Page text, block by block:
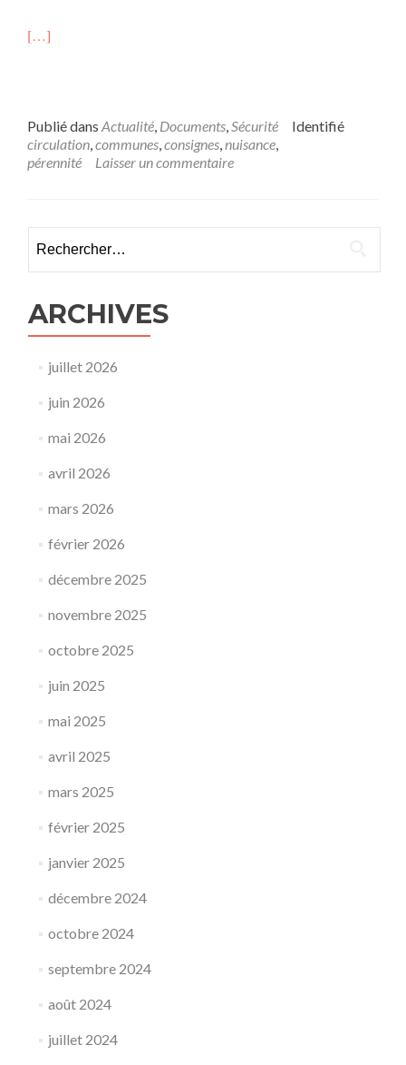
[…]
Publié dans Actualité, Documents,Sécurité
Identifié
circulation,communes,consignes,nuisance,
pérennité
Laisser un commentaire
ARCHIVES
juillet 2026
juin 2026
mai 2026
avril 2026
mars 2026
février 2026
décembre 2025
novembre 2025
octobre 2025
juin 2025
mai 2025
avril 2025
mars 2025
février 2025
janvier 2025
décembre 2024
octobre 2024
septembre 2024
août 2024
juillet 2024